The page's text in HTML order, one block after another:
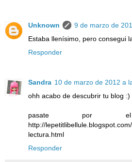
Unknown
9 de marzo de
Estaba llenísimo, pero consegui
Responder
Sandra 10 de marzo de 2012 a
ohh acabo de descubrir tu blog :)
pasate
http://
lectura.html
Responder